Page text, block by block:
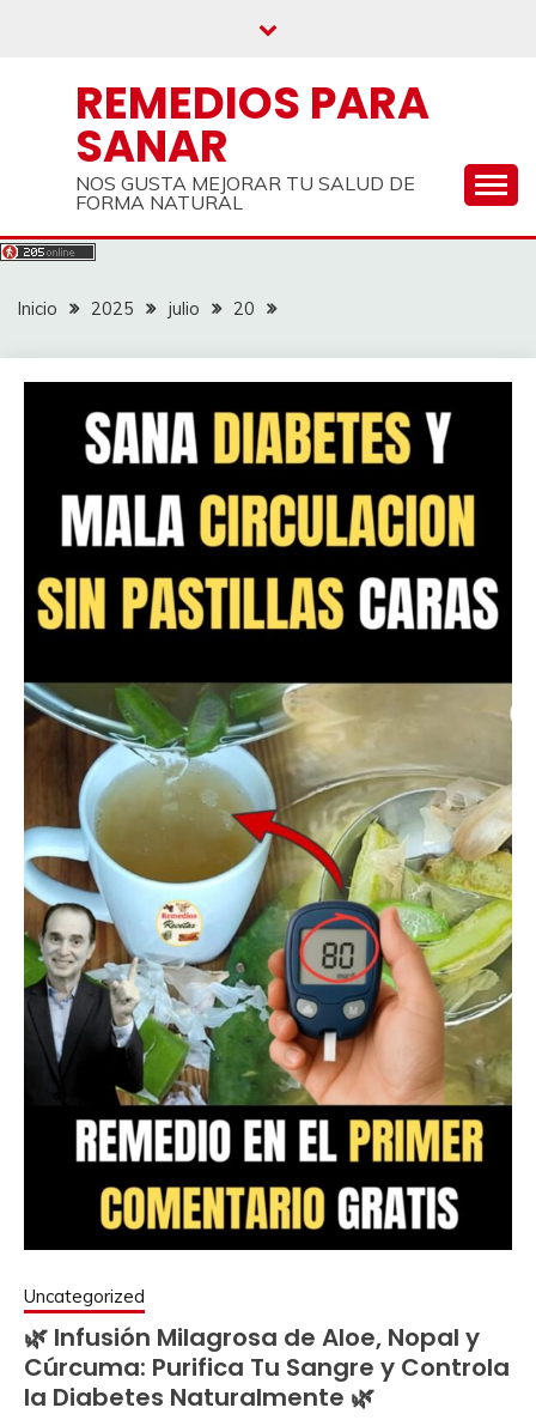
REMEDIOS PARA
SANAR
NOS GUSTA MEJORAR TU SALUD DE
FORMA NATURAL
Inicio 2025 julio 20
Uncategorized
🌿 Infusión Milagrosa de Aloe, Nopal y
Cúrcuma: Purifica Tu Sangre y Controla
la Diabetes Naturalmente 🌿